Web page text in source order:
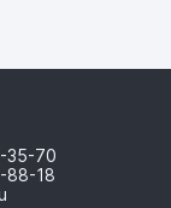
35-70
88-18